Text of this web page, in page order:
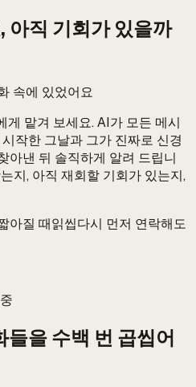
아직 기회가 있을까
속에 있었어요
게 맡겨 보세요. AI가 모든 메시
작한 그날과 그가 진짜로 신경
아낸 뒤 솔직하게 알려 드립니
지, 아직 재회할 기회가 있는지,
아질 때읽씹다시 먼저 연락해도
들을 수백 번 곱씹어